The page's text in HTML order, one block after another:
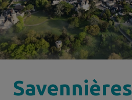
Savennières